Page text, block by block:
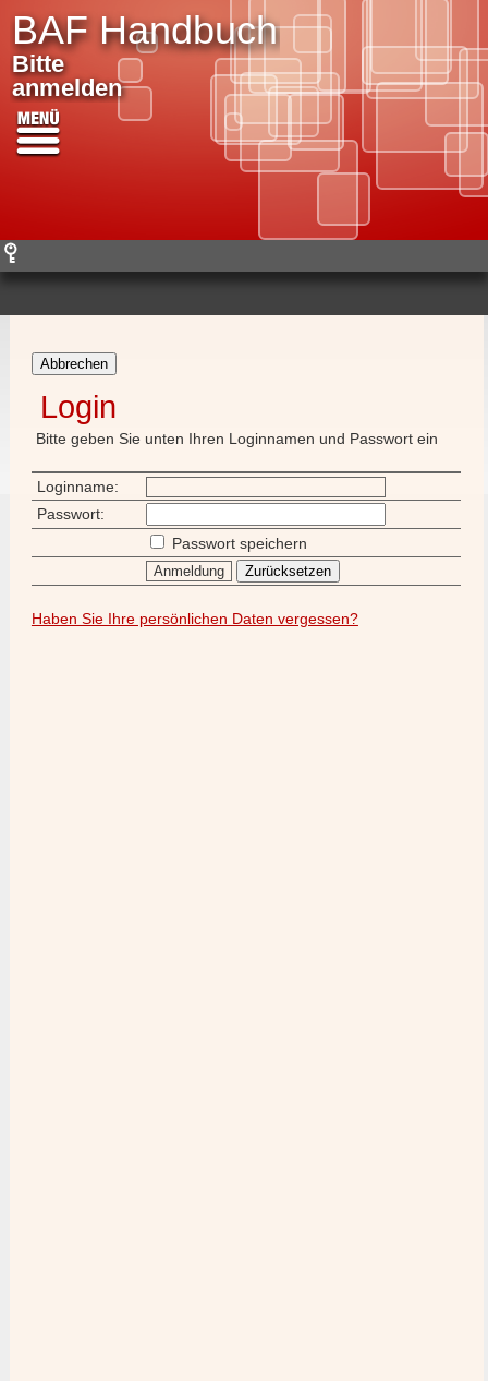
BAF Handbuch
Bitte
anmelden
Abbrechen
Login
Bitte geben Sie unten Ihren Loginnamen und Passwort ein
Loginname:
Passwort:
Passwort speichern
Haben Sie Ihre persönlichen Daten vergessen?